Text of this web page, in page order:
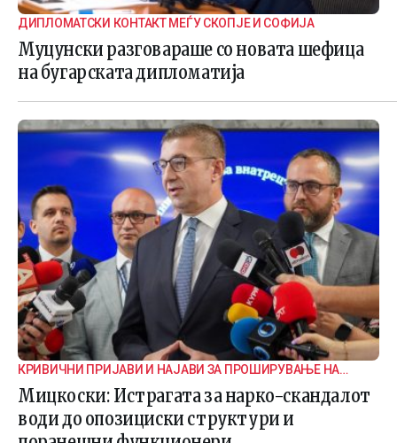
ДИПЛОМАТСКИ КОНТАКТ МЕЃУ СКОПЈЕ И СОФИЈА
Муцунски разговараше со новата шефица
на бугарската дипломатија
КРИВИЧНИ ПРИЈАВИ И НАЈАВИ ЗА ПРОШИРУВАЊЕ НА
ИСТРАГАТА
Мицкоски: Истрагата за нарко-скандалот
води до опозициски структури и